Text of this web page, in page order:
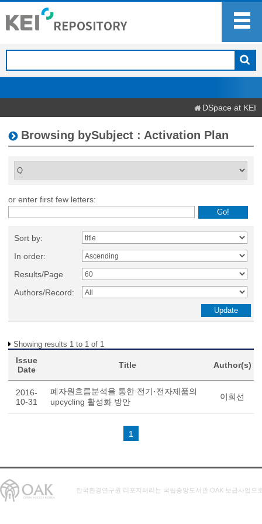
DSpace at KEI
Browsing bySubject : Activation Plan
or enter first few letters:
Sort by:
In order:
Results/Page
Authors/Record:
Showing results 1 to 1 of 1
Issue
Date
Title Author(s)
2016-
10-31
폐자원흐름분석을 통한 전기·전자제품의
upcycling 활성화 방안
이희선
1
한국환경연구원 리포지터리는 국립중앙도서관 OAK 보급사업